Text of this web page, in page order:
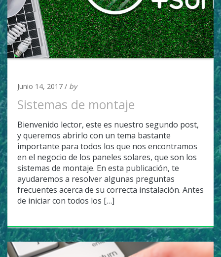
Junio 14, 2017 / by
Sistemas de montaje
Bienvenido lector, este es nuestro segundo post,
y queremos abrirlo con un tema bastante
importante para todos los que nos encontramos
en el negocio de los paneles solares, que son los
sistemas de montaje. En esta publicación, te
ayudaremos a resolver algunas preguntas
frecuentes acerca de su correcta instalación. Antes
de iniciar con todos los […]